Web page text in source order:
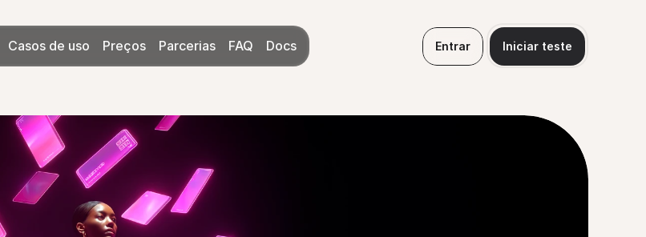
Casos de uso Preços Parcerias FAQ Docs Entrar Iniciar teste